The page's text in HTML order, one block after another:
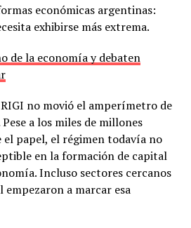
económicas argentinas:
exhibirse más extrema.
de la economía y debaten
no movió el amperímetro de
a los miles de millones
papel, el régimen todavía no
en la formación de capital
Incluso sectores cercanos
a marcar esa